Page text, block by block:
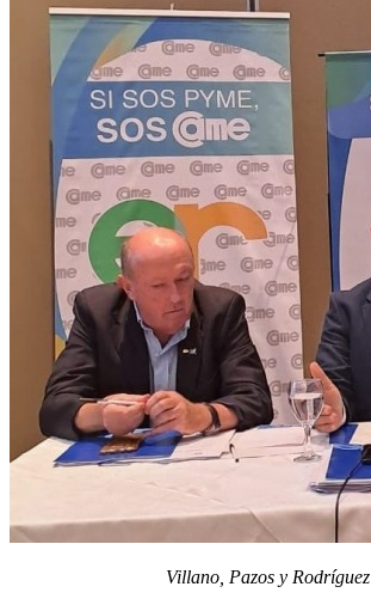
Villano, Pazos y Rodríguez